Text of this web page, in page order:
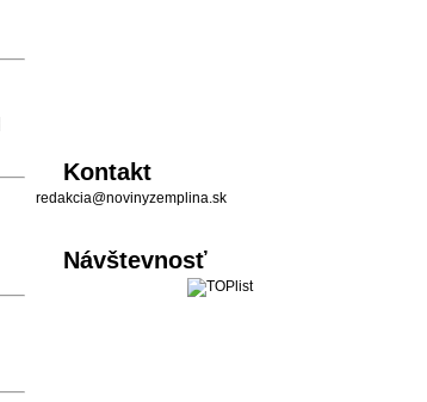
Kontakt
redakcia@novinyzemplina.sk
Návštevnosť